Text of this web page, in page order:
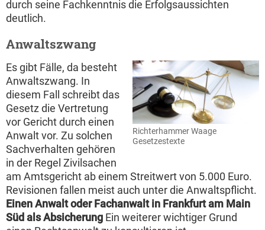
durch seine Fachkenntnis die Erfolgsaussichten
deutlich.
Anwaltszwang
Richterhammer Waage
Gesetzestexte
Es gibt Fälle, da besteht
Anwaltszwang. In
diesem Fall schreibt das
Gesetz die Vertretung
vor Gericht durch einen
Anwalt vor. Zu solchen
Sachverhalten gehören
in der Regel Zivilsachen
am Amtsgericht ab einem Streitwert von 5.000 Euro.
Revisionen fallen meist auch unter die Anwaltspflicht.
Einen Anwalt oder Fachanwalt in Frankfurt am Main
Süd als Absicherung Ein weiterer wichtiger Grund